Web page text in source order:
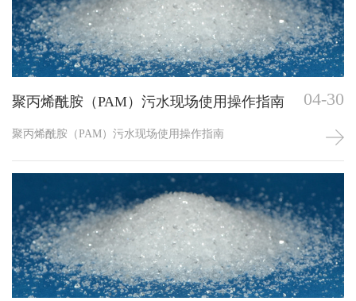
聚丙烯酰胺（PAM）污水现场使用操作指南
聚丙烯酰胺（PAM）污水现场使用操作指南
04-30